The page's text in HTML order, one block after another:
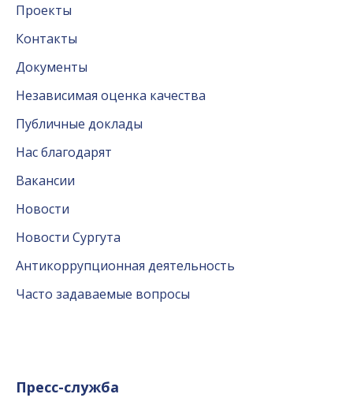
Проекты
Контакты
Документы
Независимая оценка качества
Публичные доклады
Нас благодарят
Вакансии
Новости
Новости Сургута
Антикоррупционная деятельность
Часто задаваемые вопросы
Пресс-служба